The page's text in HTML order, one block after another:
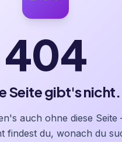
404
Seite gibt's nicht.
auch ohne diese
findest du, wonach du